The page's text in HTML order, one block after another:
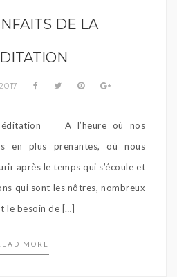
DE LA
A l’heure où nos
en plus prenantes, où nous
après le temps qui s’écoule et
qui sont les nôtres, nombreux
le besoin de […]
MORE